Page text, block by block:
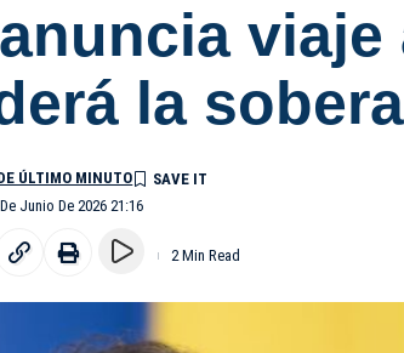
la
Junio De 2026 21:16
ÚLTIMO MINUTO
2 Min Read